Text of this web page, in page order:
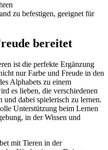
zu befestigen, geeignet für
bereitet
ist die perfekte Ergänzung
nur Farbe und Freude in den
Alphabets zu einem
es lieben, die verschiedenen
und dabei spielerisch zu lernen.
Unterstützung beim Lernen
in der Wissen und
mit Tieren in der